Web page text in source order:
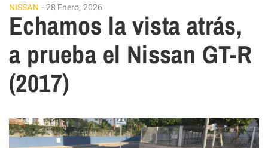
NISSAN 28 Enero, 2026
Echamos la vista atrás,
a prueba el Nissan GT-R
(2017)